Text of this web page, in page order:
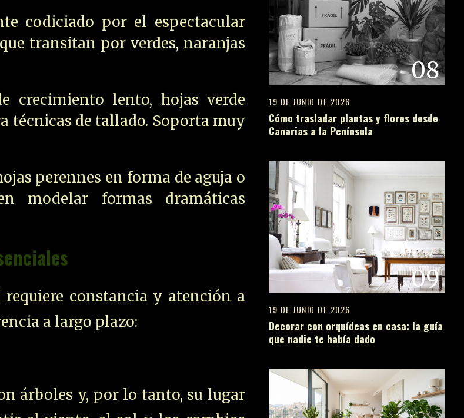
codiciado por el espectacular
transitan por verdes, naranjas
crecimiento lento, hojas verde
técnicas de tallado. Soporta muy
perennes en forma de aguja o
modelar formas dramáticas
constancia y atención a
a largo plazo:
árboles y, por lo tanto, su lugar
08
19 DE JUNIO DE 2026
Cómo trasladar plantas y flores desde
Canarias a la Península
09
19 DE JUNIO DE 2026
Decorar con orquídeas en casa: la guía
que nadie te había dado